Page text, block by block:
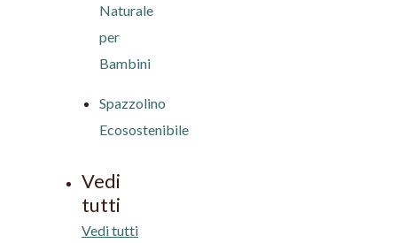
Naturale
per
Bambini
Spazzolino
Ecosostenibile
Vedi
tutti
Vedi tutti